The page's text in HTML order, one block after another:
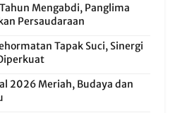
Mengabdi, Panglima
Persaudaraan
Tapak Suci, Sinergi
2026 Meriah, Budaya dan